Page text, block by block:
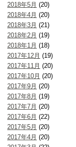
2018年5月 (20)
2018年4月 (20)
2018年3月 (21)
2018年2月 (19)
2018年1月 (18)
2017年12月 (19)
2017年11月 (20)
2017年10月 (20)
2017年9月 (20)
2017年8月 (19)
2017年7月 (20)
2017年6月 (22)
2017年5月 (20)
2017年4月 (20)